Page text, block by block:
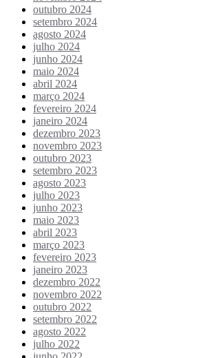
outubro 2024
setembro 2024
agosto 2024
julho 2024
junho 2024
maio 2024
abril 2024
março 2024
fevereiro 2024
janeiro 2024
dezembro 2023
novembro 2023
outubro 2023
setembro 2023
agosto 2023
julho 2023
junho 2023
maio 2023
abril 2023
março 2023
fevereiro 2023
janeiro 2023
dezembro 2022
novembro 2022
outubro 2022
setembro 2022
agosto 2022
julho 2022